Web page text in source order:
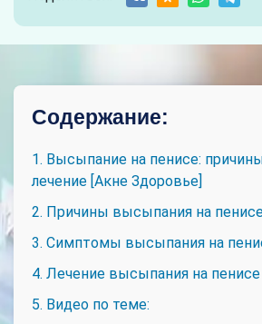
Содержание:
1. Высыпание на пенисе:
лечение [Акне Здоровье]
2. Причины высыпания на
3. Симптомы высыпания на
4. Лечение высыпания на пенисе
5. Видео по теме: